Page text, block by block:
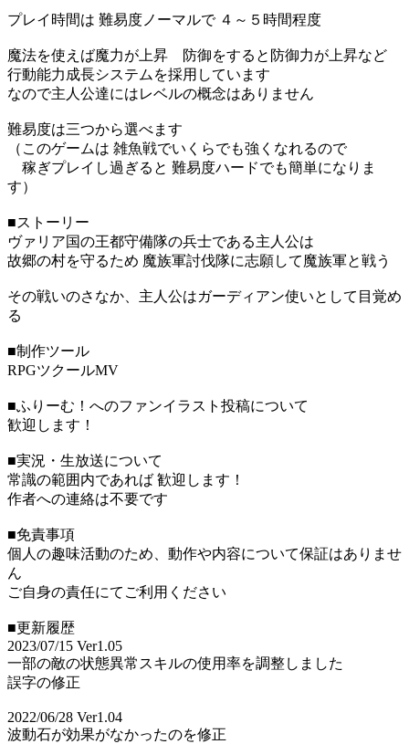
プレイ時間は 難易度ノーマルで ４～５時間程度
魔法を使えば魔力が上昇 防御をすると防御力が上昇など
行動能力成長システムを採用しています
なので主人公達にはレベルの概念はありません
難易度は三つから選べます
（このゲームは 雑魚戦でいくらでも強くなれるので
稼ぎプレイし過ぎると 難易度ハードでも簡単になりま
す）
■ストーリー
ヴァリア国の王都守備隊の兵士である主人公は
故郷の村を守るため 魔族軍討伐隊に志願して魔族軍と戦う
その戦いのさなか、主人公はガーディアン使いとして目覚め
る
■制作ツール
RPGツクールMV
■ふりーむ！へのファンイラスト投稿について
歓迎します！
■実況・生放送について
常識の範囲内であれば 歓迎します！
作者への連絡は不要です
■免責事項
個人の趣味活動のため、動作や内容について保証はありませ
ん
ご自身の責任にてご利用ください
■更新履歴
2023/07/15 Ver1.05
一部の敵の状態異常スキルの使用率を調整しました
誤字の修正
2022/06/28 Ver1.04
波動石が効果がなかったのを修正